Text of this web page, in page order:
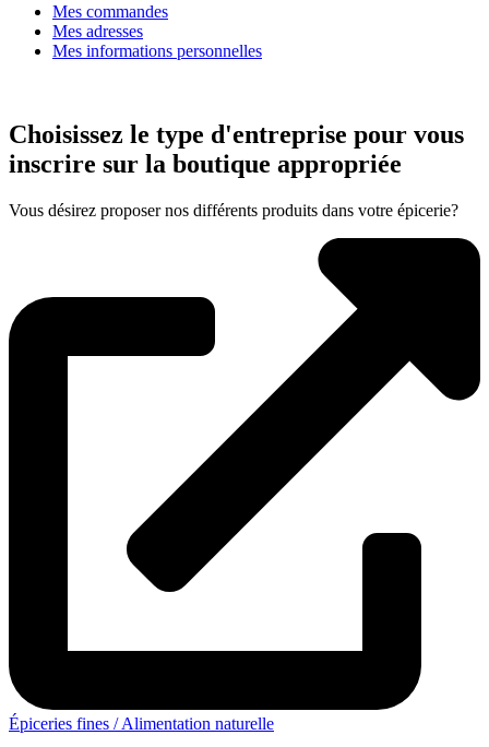
Mes commandes
Mes adresses
Mes informations personnelles
Choisissez le type d'entreprise pour vous
inscrire sur la boutique appropriée
Vous désirez proposer nos différents produits dans votre épicerie?
Épiceries fines / Alimentation naturelle